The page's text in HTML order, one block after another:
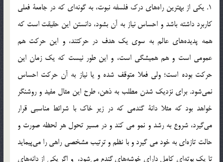
1. يكي از بهترين راه‌هاي درك فلسفه نبوت، به گونه‌اي كه در جامعة فعلي
کاربرد داشته باشد و احساس نياز به آن بشود، دانستن اين حقيقت است كه
همه پديده‌هاي عالم به سوي يك هدف در حركتند، و اين حركت هم
عمومي است و هم هميشگي است، و اين طور نيست كه يك زمان اين
حركت بوده است؛ ولي فعلا متوقف شده و يا نياز به آن حركت احساس
نمي‌شود. براي نزديك شدن مطلب به ذهن، طرح اين مثال مفيد و روشنگر
خواهد بود كه مثلا دانة گندمي كه در زير خاك با شرائط مناسبي قرار
مي‌گيرد، شروع به رشد و نمو مي کند و در مسير تحول هر لحظه صورت و
حالت تازه‌اي به خود مي گيرد و با نظم و ترتيب مشخصي راهي را مي‌پيمايد
تا يك بوته‌اي كامل داراي خوشه‌هاي گندم مي‌شود، و اگر يكي از دانه‌هاي